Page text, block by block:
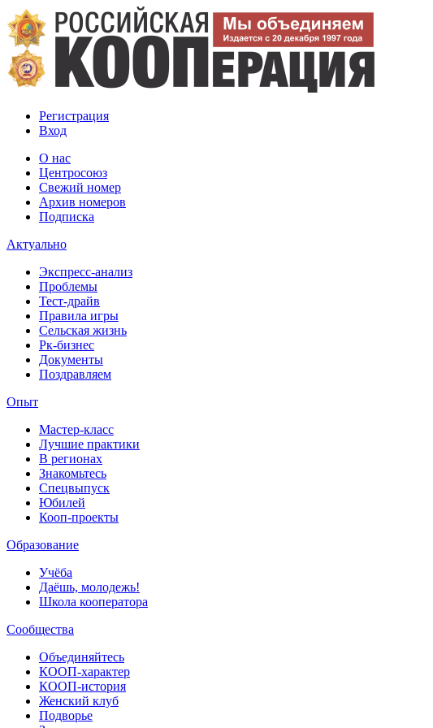
Регистрация
Вход
О нас
Центросоюз
Свежий номер
Архив номеров
Подписка
Актуально
Экспресс-анализ
Проблемы
Тест-драйв
Правила игры
Сельская жизнь
Рк-бизнес
Документы
Поздравляем
Опыт
Мастер-класс
Лучшие практики
В регионах
Знакомьтесь
Спецвыпуск
Юбилей
Кооп-проекты
Образование
Учёба
Даёшь, молодежь!
Школа кооператора
Сообщества
Объединяйтесь
КООП-характер
КООП-история
Женский клуб
Подворье